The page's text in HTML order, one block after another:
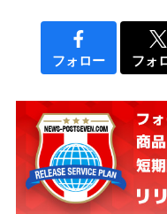
フォロー フォ